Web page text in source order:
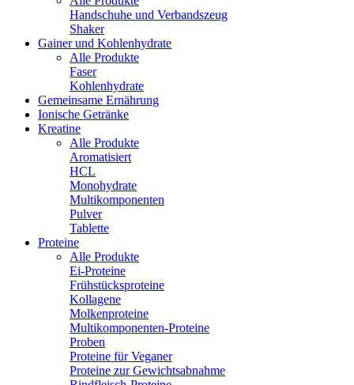
Handschuhe und Verbandszeug
Shaker
Gainer und Kohlenhydrate
Alle Produkte
Faser
Kohlenhydrate
Gemeinsame Ernährung
Ionische Getränke
Kreatine
Alle Produkte
Aromatisiert
HCL
Monohydrate
Multikomponenten
Pulver
Tablette
Proteine
Alle Produkte
Ei-Proteine
Frühstücksproteine
Kollagene
Molkenproteine
Multikomponenten-Proteine
Proben
Proteine für Veganer
Proteine zur Gewichtsabnahme